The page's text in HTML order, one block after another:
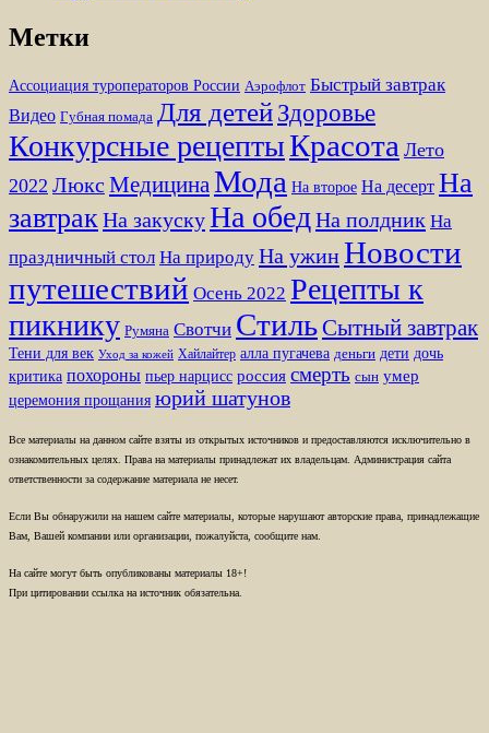
Метки
Ассоциация туроператоров России Аэрофлот Быстрый завтрак
Видео Губная помада Для детейЗдоровье
Конкурсные рецептыКрасота Лето
2022 Люкс МедицинаМода На второе На десерт На
завтрак На закускуНа обедНа полдник На
праздничный стол На природу На ужинНовости
путешествий Осень 2022 Рецепты к
пикнику Румяна Свотчи СтильСытный завтрак
Тени для век Уход за кожей Хайлайтер алла пугачева деньги дети дочь
критика похороны пьер нарцисс россия смерть сын умер
церемония прощания юрий шатунов
Все материалы на данном сайте взяты из открытых источников и предоставляются исключительно в
ознакомительных целях. Права на материалы принадлежат их владельцам. Администрация сайта
ответственности за содержание материала не несет.
Если Вы обнаружили на нашем сайте материалы, которые нарушают авторские права, принадлежащие
Вам, Вашей компании или организации, пожалуйста, сообщите нам.
На сайте могут быть опубликованы материалы 18+!
При цитировании ссылка на источник обязательна.